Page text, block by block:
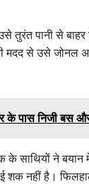
तुरंत पानी से
मदद से उसे जोनल
के पास निजी बस
साथियों ने बयान
शक नहीं है।